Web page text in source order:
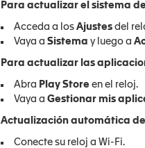
Para actualizar el sistema
Acceda a los Ajustesdel
Vaya a Sistema y luego a
Para actualizar las
Abra Play Store en el reloj.
Vaya a Gestionar mis
Actualización automática
Conecte su reloj a Wi-Fi.